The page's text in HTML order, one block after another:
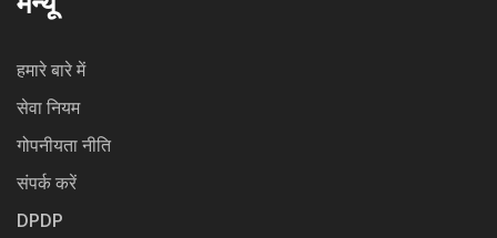
हमारे बारे में
सेवा नियम
गोपनीयता नीति
संपर्क करें
DPDP